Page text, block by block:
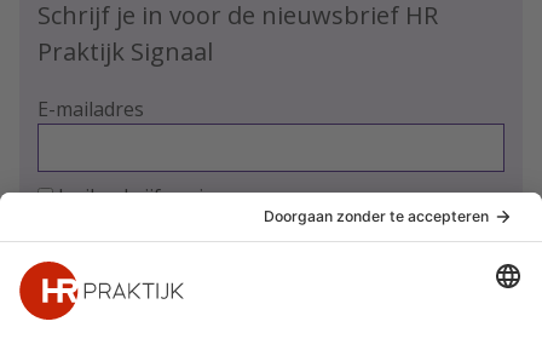
Schrijf je in voor de nieuwsbrief HR
Praktijk Signaal
E-mailadres
Ja, ik schrijf me in